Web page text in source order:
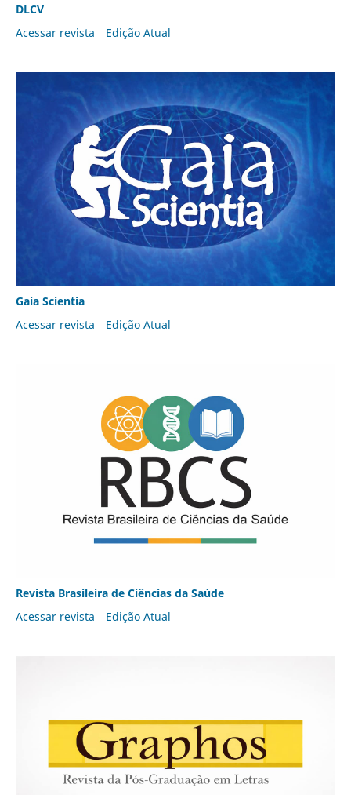
DLCV
Acessar revista
Edição Atual
Gaia Scientia
Acessar revista
Edição Atual
Revista Brasileira de Ciências da Saúde
Acessar revista
Edição Atual